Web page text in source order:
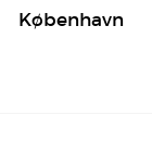
København